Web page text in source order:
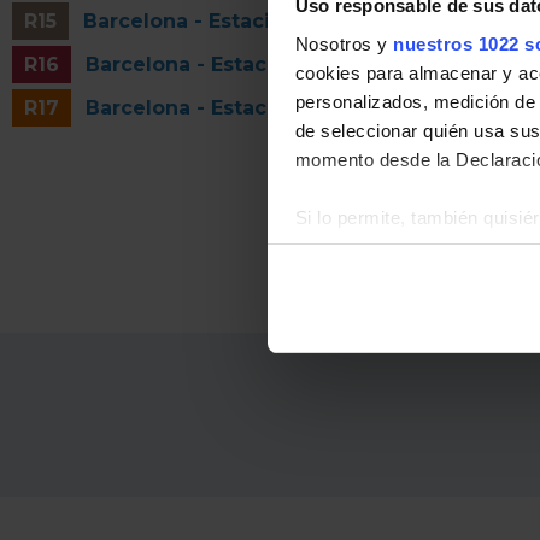
Uso responsable de sus
Nosotros y nuestros 1022
cookies para almacenar y
personalizados, medición
de seleccionar quién usa
momento desde la
Si lo permite, también
Recopilar
La publicidad digital
por ejemplo, la dirección
R15
Barcelona - Estació de França - Riba-roja
R16
Barcelona - Estació de França - Tortosa -
R17
Barcelona - Estació de França - Salou -